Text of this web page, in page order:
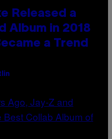
Released a
Album in 2018
a Trend